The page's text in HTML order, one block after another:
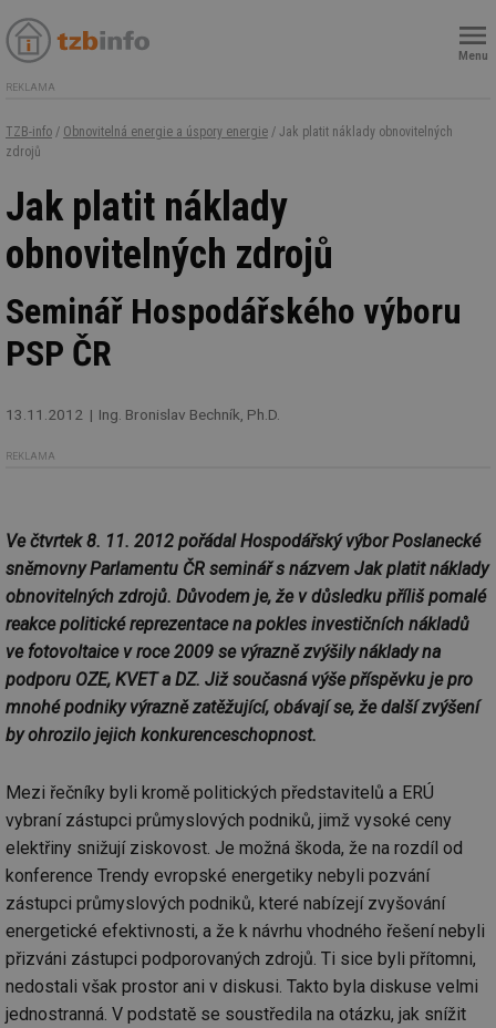
Menu
REKLAMA
TZB-info / Obnovitelná energie a úspory energie / Jak platit náklady obnovitelných
zdrojů
Jak platit náklady
obnovitelných zdrojů
Seminář Hospodářského výboru
PSP ČR
13.11.2012 Ing. Bronislav Bechník, Ph.D.
REKLAMA
Ve čtvrtek 8. 11. 2012 pořádal Hospodářský výbor Poslanecké
sněmovny Parlamentu ČR seminář s názvem Jak platit náklady
obnovitelných zdrojů. Důvodem je, že v důsledku příliš pomalé
reakce politické reprezentace na pokles investičních nákladů
ve fotovoltaice v roce 2009 se výrazně zvýšily náklady na
podporu OZE, KVET a DZ. Již současná výše příspěvku je pro
mnohé podniky výrazně zatěžující, obávají se, že další zvýšení
by ohrozilo jejich konkurenceschopnost.
Mezi řečníky byli kromě politických představitelů a ERÚ
vybraní zástupci průmyslových podniků, jimž vysoké ceny
elektřiny snižují ziskovost. Je možná škoda, že na rozdíl od
konference Trendy evropské energetiky nebyli pozvání
zástupci průmyslových podniků, které nabízejí zvyšování
energetické efektivnosti, a že k návrhu vhodného řešení nebyli
přizváni zástupci podporovaných zdrojů. Ti sice byli přítomni,
nedostali však prostor ani v diskusi. Takto byla diskuse velmi
jednostranná. V podstatě se soustředila na otázku, jak snížit